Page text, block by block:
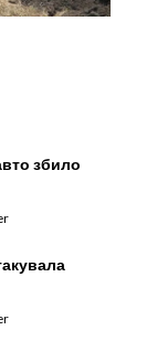
збило